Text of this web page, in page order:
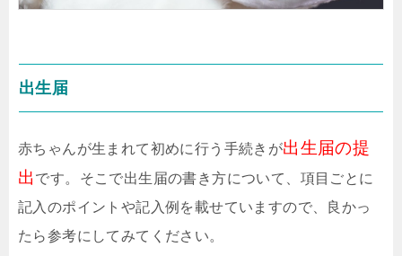
出生届
赤ちゃんが生まれて初めに行う手続きが出生届の提
出 です。そこで出生届の書き方について、項目ごとに
記入のポイントや記入例を載せていますので、良かっ
たら参考にしてみてください。